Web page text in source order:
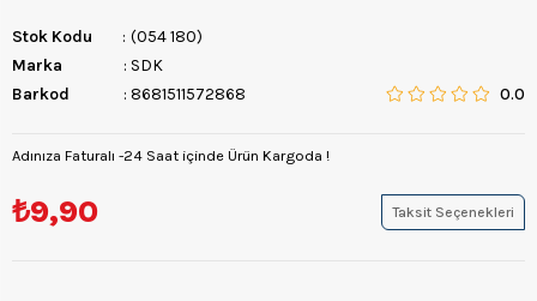
Stok Kodu
(054 180)
Marka
: SDK
Barkod
: 8681511572868 0.0
Adınıza Faturalı -24 Saat içinde Ürün Kargoda !
₺9,90 Taksit Seçenekleri